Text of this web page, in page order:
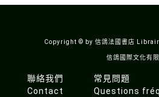
Copyright © by 信鴿法國書店
信鴿國際文化有
聯絡我們
Contact
常見問題
Questions